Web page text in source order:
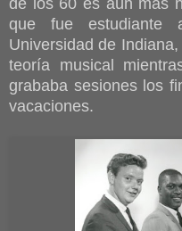
de los 60 es aún más
que fue estudiante
Universidad de
teoría musical
grababa sesiones los
vacaciones.